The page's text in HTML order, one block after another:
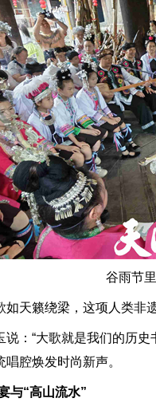
谷雨节
籁绕梁，这项人类非遗
“大歌就是我们的历史
腔焕发时尚新声。
与“高山流水”